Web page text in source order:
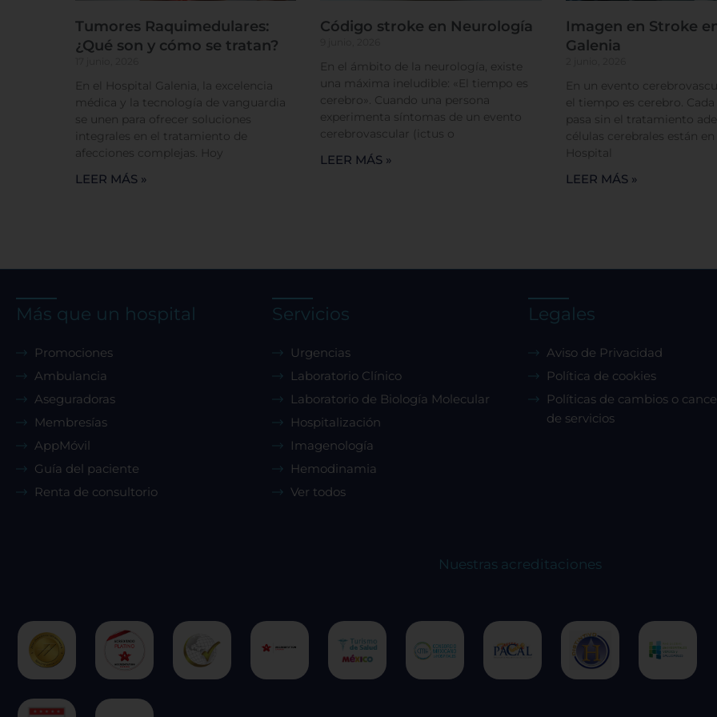
Tumores Raquimedulares:
¿Qué son y cómo se tratan?
En el Hospital Galenia, la excelencia
médica y la tecnología de vanguardia
se unen para ofrecer soluciones
integrales en el tratamiento de
afecciones complejas. Hoy
LEER MÁS »
Código stroke en Neurología
En el ámbito de la neurología, existe
una máxima ineludible: «El tiempo es
cerebro». Cuando una persona
experimenta síntomas de un evento
cerebrovascular (ictus o
LEER MÁS »
Imagen en Stroke
Galenia
En un evento
el tiempo es cerebro.
pasa sin el tratamiento
células cerebrales están
Hospital
LEER MÁS »
Más que un hospital
Promociones
Ambulancia
Aseguradoras
Membresías
AppMóvil
Guía del paciente
Renta de consultorio
Servicios
Urgencias
Laboratorio Clínico
Laboratorio de Biología Molecular
Hospitalización
Imagenología
Hemodinamia
Ver todos
Legales
Aviso de Privacidad
Política de cookies
Políticas de cambios o
de servicios
Nuestras acreditaciones
Cookies de funcionalidad
Cookies de rendimiento
Rechazar todas Confirmar mis